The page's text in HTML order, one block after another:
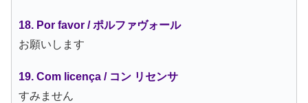
18. Por favor / ポルファヴォール
お願いします
19. Com licença / コン リセンサ
すみません